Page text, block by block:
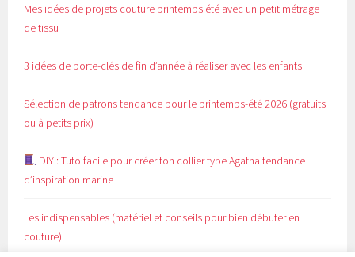
Mes idées de projets couture printemps été avec un petit métrage
de tissu
3 idées de porte-clés de fin d’année à réaliser avec les enfants
Sélection de patrons tendance pour le printemps-été 2026 (gratuits
ou à petits prix)
DIY : Tuto facile pour créer ton collier type Agatha tendance
d’inspiration marine
Les indispensables (matériel et conseils pour bien débuter en
couture)